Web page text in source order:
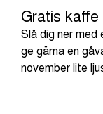
Gratis kaffe
Slå dig ner
ge gärna en
november lite